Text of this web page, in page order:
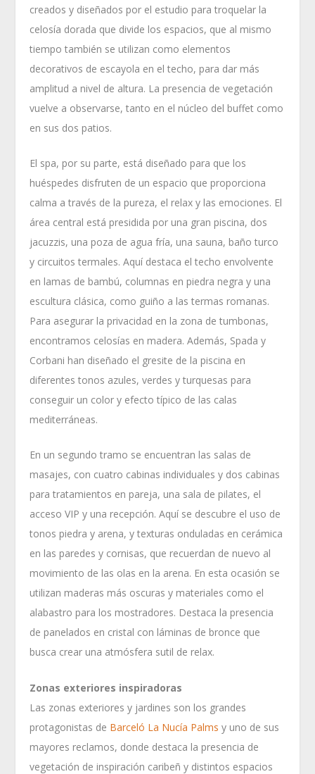
creados y diseñados por el estudio para troquelar la
celosía dorada que divide los espacios, que al mismo
tiempo también se utilizan como elementos
decorativos de escayola en el techo, para dar más
amplitud a nivel de altura. La presencia de vegetación
vuelve a observarse, tanto en el núcleo del buffet como
en sus dos patios.
El spa, por su parte, está diseñado para que los
huéspedes disfruten de un espacio que proporciona
calma a través de la pureza, el relax y las emociones. El
área central está presidida por una gran piscina, dos
jacuzzis, una poza de agua fría, una sauna, baño turco
y circuitos termales. Aquí destaca el techo envolvente
en lamas de bambú, columnas en piedra negra y una
escultura clásica, como guiño a las termas romanas.
Para asegurar la privacidad en la zona de tumbonas,
encontramos celosías en madera. Además, Spada y
Corbani han diseñado el gresite de la piscina en
diferentes tonos azules, verdes y turquesas para
conseguir un color y efecto típico de las calas
mediterráneas.
En un segundo tramo se encuentran las salas de
masajes, con cuatro cabinas individuales y dos cabinas
para tratamientos en pareja, una sala de pilates, el
acceso VIP y una recepción. Aquí se descubre el uso de
tonos piedra y arena, y texturas onduladas en cerámica
en las paredes y cornisas, que recuerdan de nuevo al
movimiento de las olas en la arena. En esta ocasión se
utilizan maderas más oscuras y materiales como el
alabastro para los mostradores. Destaca la presencia
de panelados en cristal con láminas de bronce que
busca crear una atmósfera sutil de relax.
Zonas exteriores inspiradoras
Las zonas exteriores y jardines son los grandes
protagonistas de Barceló La Nucía Palms y uno de sus
mayores reclamos, donde destaca la presencia de
vegetación de inspiración caribeñ y distintos espacios